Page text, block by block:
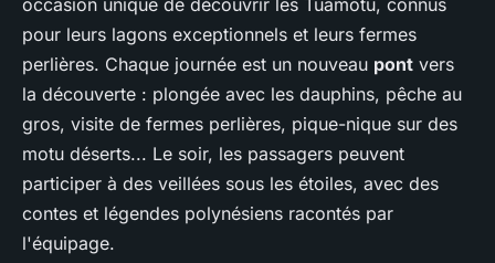
pour leurs lagons exceptionnels et leurs fermes
perlières. Chaque journée est un nouveau pont vers
la découverte : plongée avec les dauphins, pêche au
gros, visite de fermes perlières, pique-nique sur des
motu déserts... Le soir, les passagers peuvent
participer à des veillées sous les étoiles, avec des
contes et légendes polynésiens racontés par
l'équipage.